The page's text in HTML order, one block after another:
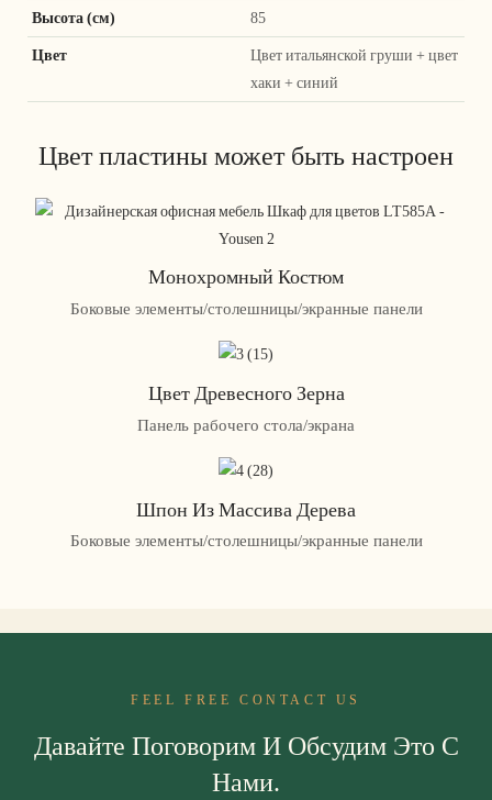
Высота (см) 85
Цвет
Цвет итальянской груши + цвет
хаки + синий
Цвет пластины может быть настроен
Монохромный Костюм
Боковые элементы/столешницы/экранные панели
Цвет Древесного Зерна
Панель рабочего стола/экрана
Шпон Из Массива Дерева
Боковые элементы/столешницы/экранные панели
FEEL FREE CONTACT US
Давайте Поговорим И Обсудим Это С
Нами.